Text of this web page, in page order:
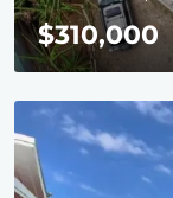
$310,000